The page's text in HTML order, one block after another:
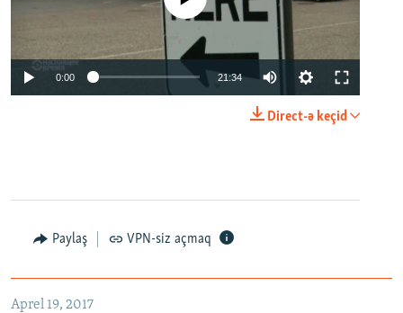
0:00 21:34
Direct-ə keçid
Paylaş VPN-siz açmaq
Aprel 19, 2017